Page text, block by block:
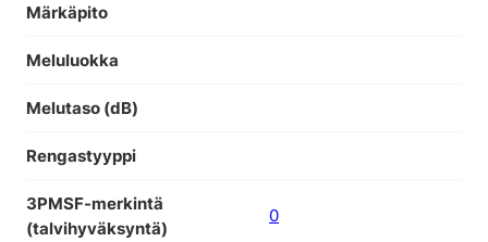
Märkäpito
Meluluokka
Melutaso (dB)
Rengastyyppi
3PMSF-merkintä
(talvihyväksyntä)
0